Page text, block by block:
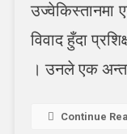
उज्वेकिस्तानमा
विवाद हुँदा
। उनले एक
Continue